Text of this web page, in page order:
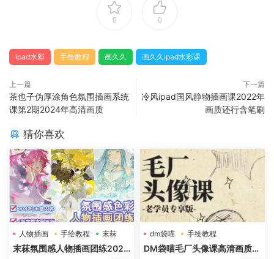
0 0
ipad水彩 手绘教程 画久久 画久久ipad水彩课
上一篇
茶也子伪厚涂角色氛围插画系统
课第2期2024年高清画质
下一篇
冷风ipad国风静物插画课2022年
画质还行含笔刷
猜你喜欢
人物插画 手绘教程 末菻
末菻氛围感人物插画团练2025
dm袋喵
手绘教程
毛厂头像
DM袋喵毛厂头像课高清画质含